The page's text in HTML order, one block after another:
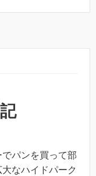
パンを買って部
なハイドパーク